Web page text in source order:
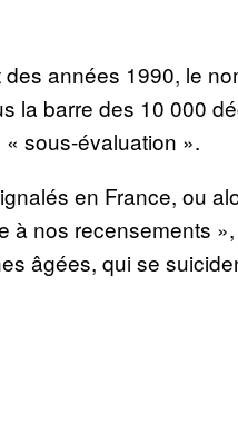
années 1990, le
la barre des 10 000
sous-évaluation ».
en France, ou
à nos recensements
âgées, qui se